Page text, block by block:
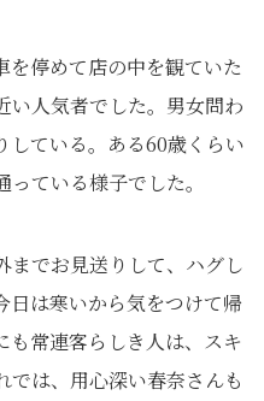
を停めて店の中を観ていた
い人気者でした。男女問わ
している。ある60歳くらい
ている様子でした。
までお見送りして、ハグし
日は寒いから気をつけて帰
も常連客らしき人は、スキ
では、用心深い春奈さんも